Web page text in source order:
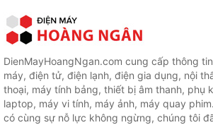
DienMayHoangNgan.com cung cấp thông
máy, điện tử, điện lạnh, điện gia dụng, nội
thoại, máy tính bảng, thiết bị âm thanh, phụ
laptop, máy vi tính, máy ảnh, máy quay
có cùng sự nỗ lực không ngừng, chúng tôi